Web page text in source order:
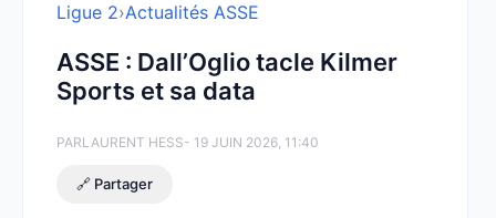
Ligue 2›Actualités ASSE
ASSE : Dall’Oglio tacle Kilmer
Sports et sa data
PARLAURENT HESS- 19 JUIN 2026, 11:40
🔗 Partager